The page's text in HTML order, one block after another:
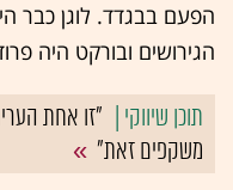
הפעם בבגדד. לוגן כבר
הגירושים ובורקט היה
"זו אחת
משקפים זאת"